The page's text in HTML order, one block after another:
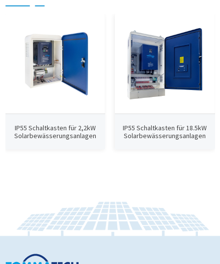
IP55 Schaltkasten für 2,2kW
Solarbewässerungsanlagen
IP55 Schaltkasten für 18.5kW
Solarbewässerungsanlagen